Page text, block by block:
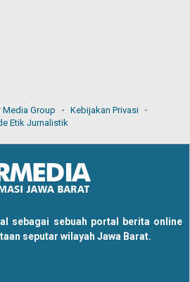
Media Group
Kebijakan Privasi
Etik Jurnalistik
sebagai sebuah portal berita online
seputar wilayah Jawa Barat.